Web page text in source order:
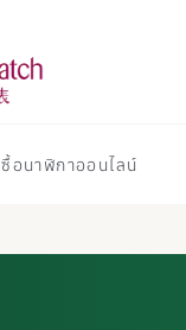
ซื้อนาฬิกาออนไลน์